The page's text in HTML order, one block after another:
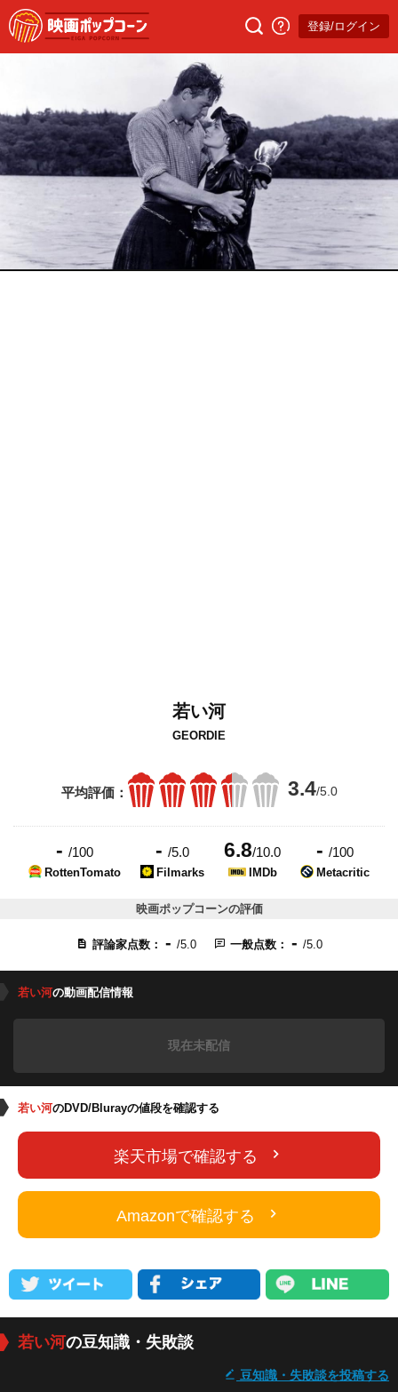
登録/ログイン
若い河
GEORDIE
平均評価： 3.4/5.0
- /100
RottenTomato
- /5.0
Filmarks
6.8/10.0
IMDb
- /100
Metacritic
映画ポップコーンの評価
評論家点数： - /5.0 一般点数： - /5.0
若い河の動画配信情報
現在未配信
若い河のDVD/Blurayの値段を確認する
楽天市場で確認する
Amazonで確認する
若い河の豆知識・失敗談
豆知識・失敗談を投稿する